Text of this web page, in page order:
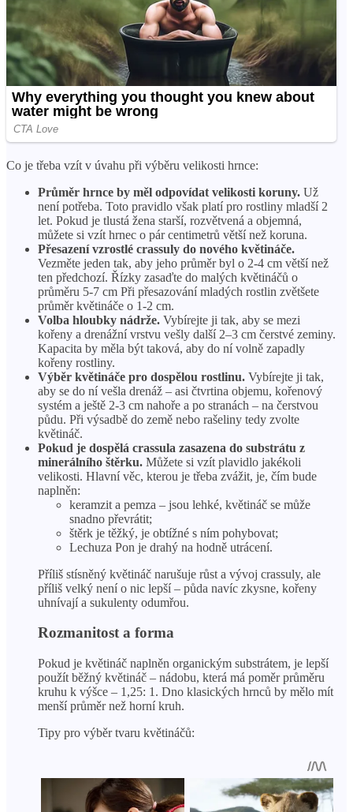
Co je třeba vzít v úvahu při výběru velikosti hrnce:
Průměr hrnce by měl odpovídat velikosti koruny. Už
není potřeba. Toto pravidlo však platí pro rostliny mladší 2
let. Pokud je tlustá žena starší, rozvětvená a objemná,
můžete si vzít hrnec o pár centimetrů větší než koruna.
Přesazení vzrostlé crassuly do nového květináče.
Vezměte jeden tak, aby jeho průměr byl o 2-4 cm větší než
ten předchozí. Řízky zasaďte do malých květináčů o
průměru 5-7 cm Při přesazování mladých rostlin zvětšete
průměr květináče o 1-2 cm.
Volba hloubky nádrže. Vybírejte ji tak, aby se mezi
kořeny a drenážní vrstvu vešly další 2–3 cm čerstvé zeminy.
Kapacita by měla být taková, aby do ní volně zapadly
kořeny rostliny.
Výběr květináče pro dospělou rostlinu. Vybírejte ji tak,
aby se do ní vešla drenáž – asi čtvrtina objemu, kořenový
systém a ještě 2-3 cm nahoře a po stranách – na čerstvou
půdu. Při výsadbě do země nebo rašeliny tedy zvolte
květináč.
Pokud je dospělá crassula zasazena do substrátu z
minerálního štěrku. Můžete si vzít plavidlo jakékoli
velikosti. Hlavní věc, kterou je třeba zvážit, je, čím bude
naplněn:
keramzit a pemza – jsou lehké, květináč se může
snadno převrátit;
štěrk je těžký, je obtížné s ním pohybovat;
Lechuza Pon je drahý na hodně utrácení.
Příliš stísněný květináč narušuje růst a vývoj crassuly, ale
příliš velký není o nic lepší – půda navíc zkysne, kořeny
uhnívají a sukulenty odumřou.
Rozmanitost a forma
Pokud je květináč naplněn organickým substrátem, je lepší
použít běžný květináč – nádobu, která má poměr průměru
kruhu k výšce – 1,25: 1. Dno klasických hrnců by mělo mít
menší průměr než horní kruh.
Tipy pro výběr tvaru květináčů: